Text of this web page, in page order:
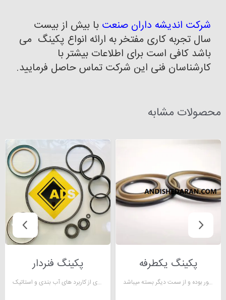
شرکت اندیشه داران صنعت با بیش از بیست
سال تجربه کاری مفتخر به ارائه انواع پکینگ می
باشد کافی است برای اطلاعات بیشتر با
کارشناسان فنی این شرکت تماس حاصل فرمایید.
محصولات مشابه
پکینگ یکطرفه
پکینگ یکطرفه همانطور که از نامش پیداست از یکطرف شیارخور بوده و از سمت دیگر بسته میباشد .
پکینگ فنردار
پکینگ فنردار ضروری برای طیف گسترده ای از کاربرد های آب بندی و استاتیک